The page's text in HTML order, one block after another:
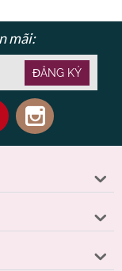
mãi:
ĐĂNG KÝ